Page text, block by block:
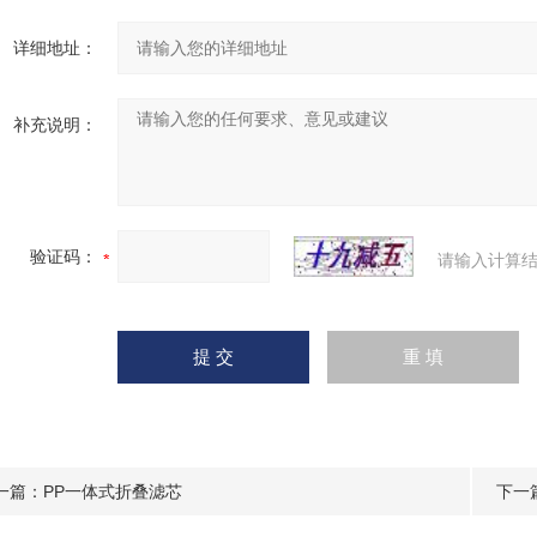
详细地址：
补充说明：
验证码： 请输入计算
篇： PP一体式折叠滤芯 下一